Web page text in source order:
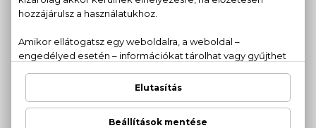
Uomo
Eau De Toilette
Mr. Burberry
Eau De Toilette